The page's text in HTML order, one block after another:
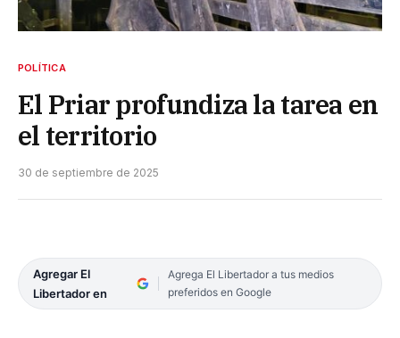
POLÍTICA
El Priar profundiza la tarea en
el territorio
30 de septiembre de 2025
Agregar El
Libertador en
Agrega El Libertador a tus medios
preferidos en Google